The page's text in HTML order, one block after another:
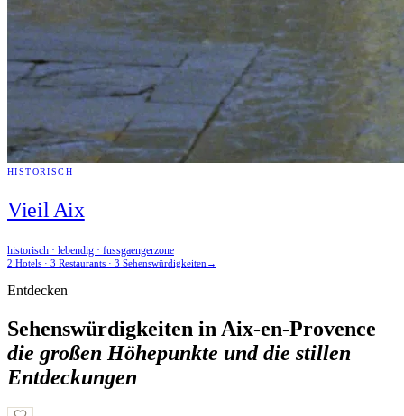
HISTORISCH
Vieil Aix
historisch · lebendig · fussgaengerzone
2 Hotels · 3 Restaurants · 3 Sehenswürdigkeiten →
Entdecken
Sehenswürdigkeiten in Aix-en-Provence
die großen Höhepunkte und die stillen
Entdeckungen